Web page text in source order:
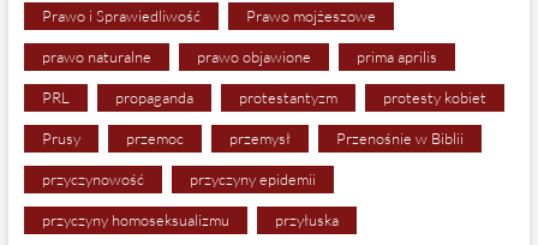
Prawo i Sprawiedliwość Prawo mojżeszowe
prawo naturalne prawo objawione prima aprilis
PRL propaganda protestantyzm protesty kobiet
Prusy przemoc przemysł Przenośnie w Biblii
przyczynowość przyczyny epidemii
przyczyny homoseksualizmu przyłuska